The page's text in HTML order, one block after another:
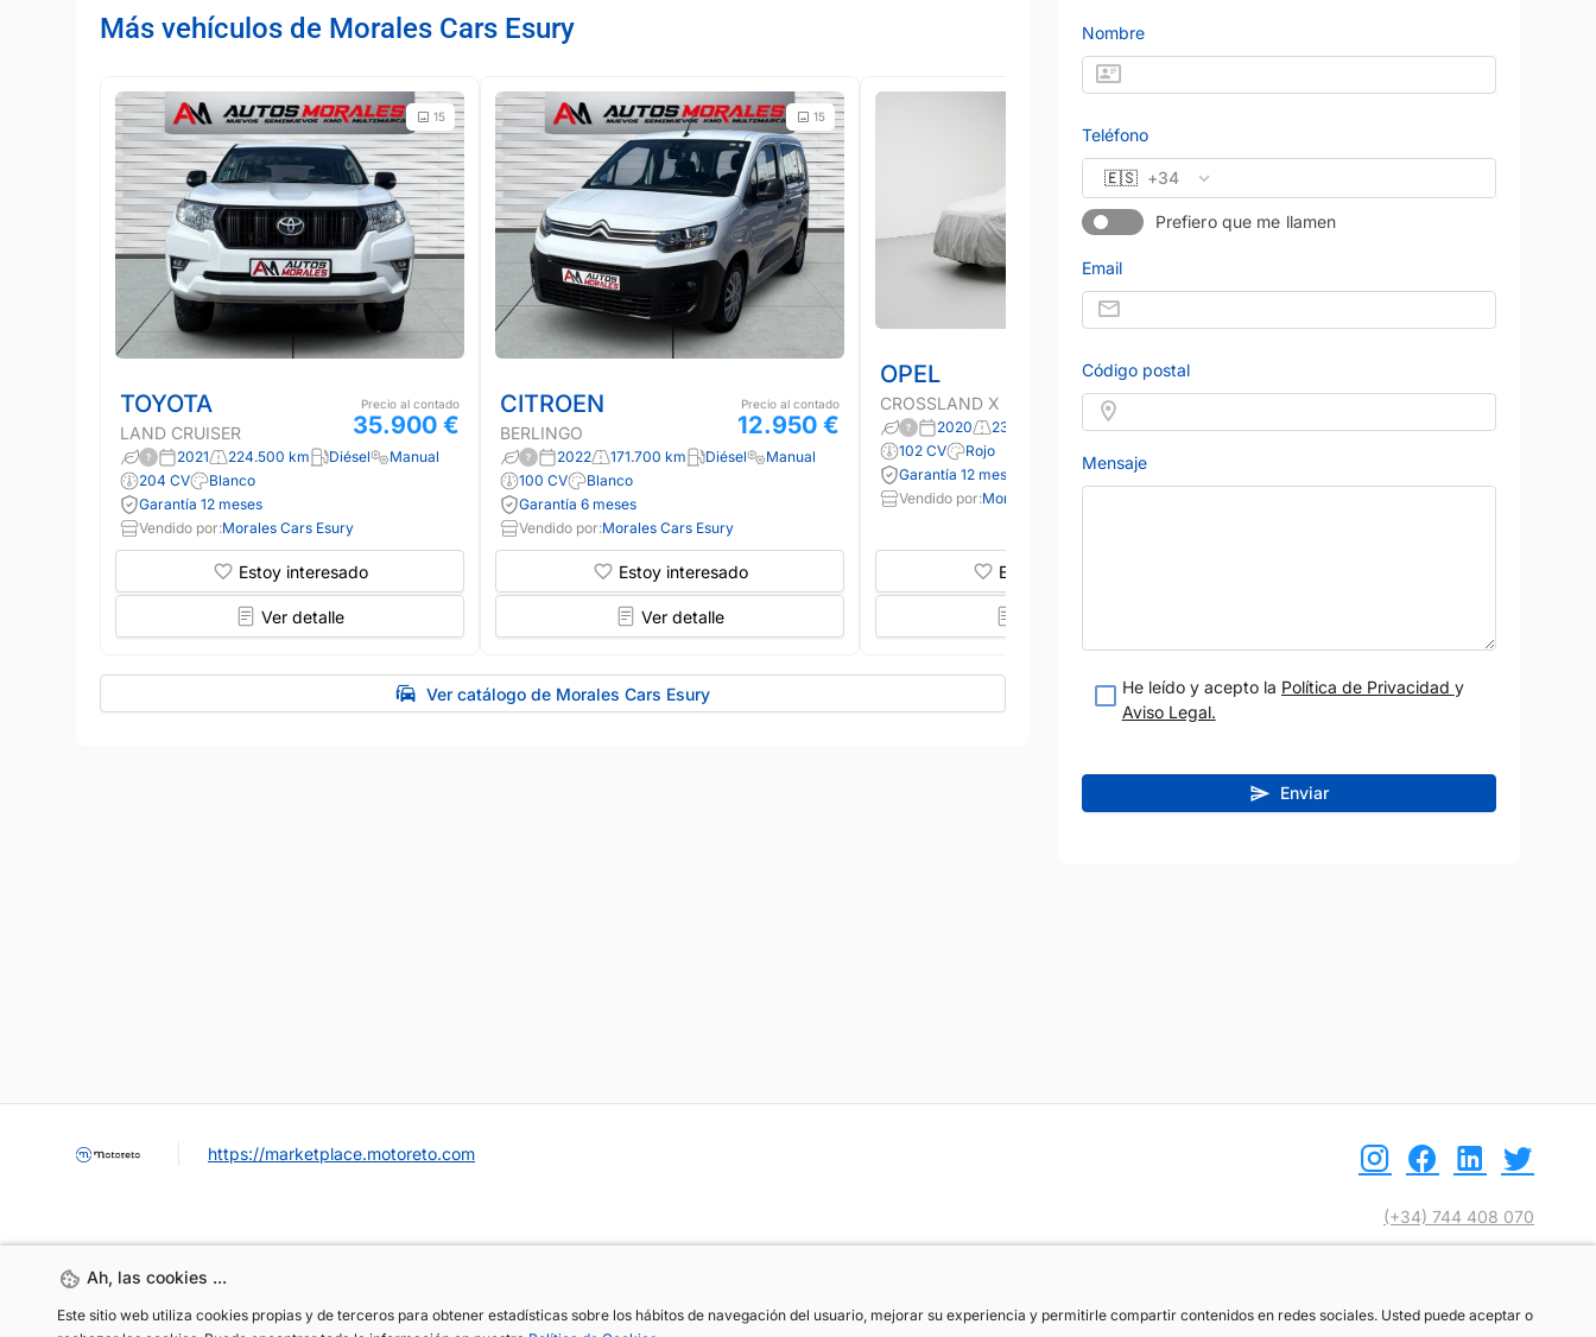
Más vehículos de Morales Cars Esury
15
TOYOTA
LAND CRUISER
Precio al contado
35.900 €
2021 224.500 km Diésel
Manual
204 CV
Blanco
Garantía 12 meses
Vendido por:Morales Cars Esury
Estoy interesado
Ver detalle
15
CITROEN
BERLINGO
Precio al contado
12.950 €
2022 171.700 km Diésel
Manual
100 CV
Blanco
Garantía 6 meses
Vendido por:Morales Cars Esury
Estoy interesado
Ver detalle
OPEL
CROSSLAND X
Precio al contado
13.950 €
2020 23.109 km Diésel
Manual
102 CV
Rojo
Garantía 12 meses
Vendido por:Morales Cars Esury
Estoy interesado
BMW
SERIE 3
Ver catálogo de Morales Cars Esury
Nombre
Teléfono
🇪🇸 +34
Prefiero que me llamen
Email
Código postal
Mensaje
He leído y acepto la Política de Privacidad y
Aviso Legal.
Enviar
Ah, las cookies ...
Este sitio web utiliza cookies propias y de terceros para obtener estadísticas sobre los hábitos de navegación del usuario, mejorar su experiencia y permitirle compartir contenidos en redes sociales. Usted puede aceptar o
Ah, las cookies ...
Este sitio web utiliza cookies propias y de terceros para obtener estadísticas sobre los hábitos de navegación del usuario, mejorar su experiencia y permitirle compartir contenidos en redes sociales. Usted puede aceptar o
https://marketplace.motoreto.com
(+34) 744 408 070